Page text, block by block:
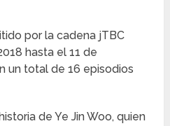
por la cadena jTBC
hasta el 11 de
un total de 16 episodios
de Ye Jin Woo, quien